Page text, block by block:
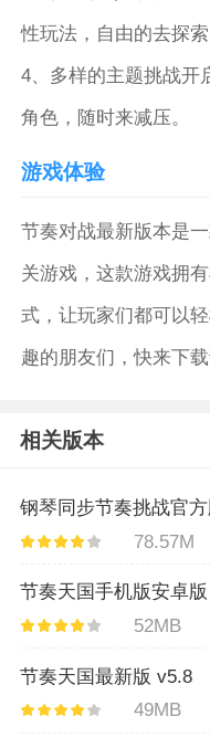
性玩法，自由的去探索
4、多样的主题挑战开
角色，随时来减压。
游戏体验
节奏对战最新版本是
关游戏，这款游戏拥
式，让玩家们都可以
趣的朋友们，快来下载
相关版本
钢琴同步节奏挑战官
78.57M
节奏天国手机版安卓
52MB
节奏天国最新版 v5.8
49MB